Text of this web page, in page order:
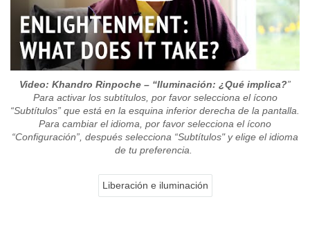
Video: Khandro Rinpoche – “Iluminación: ¿Qué implica?”
Para activar los subtítulos, por favor selecciona el ícono
“Subtítulos” que está en la esquina inferior derecha de la pantalla.
Para cambiar el idioma, por favor selecciona el ícono
“Configuración”, después selecciona “Subtítulos" y elige el idioma
de tu preferencia.
Liberación e iluminación